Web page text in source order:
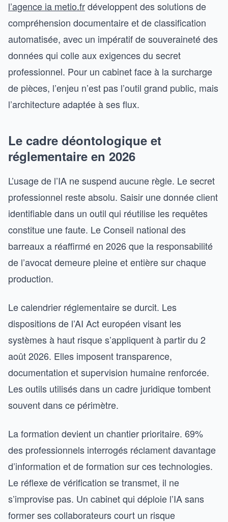
l’agence ia metio.frdéveloppent des solutions de
compréhension documentaire et de classification
automatisée, avec un impératif de souveraineté des
données qui colle aux exigences du secret
professionnel. Pour un cabinet face à la surcharge
de pièces, l’enjeu n’est pas l’outil grand public, mais
l’architecture adaptée à ses flux.
Le cadre déontologique et
réglementaire en 2026
L’usage de l’IA ne suspend aucune règle. Le secret
professionnel reste absolu. Saisir une donnée client
identifiable dans un outil qui réutilise les requêtes
constitue une faute. Le Conseil national des
barreaux a réaffirmé en 2026 que la responsabilité
de l’avocat demeure pleine et entière sur chaque
production.
Le calendrier réglementaire se durcit. Les
dispositions de l’AI Act européen visant les
systèmes à haut risque s’appliquent à partir du 2
août 2026. Elles imposent transparence,
documentation et supervision humaine renforcée.
Les outils utilisés dans un cadre juridique tombent
souvent dans ce périmètre.
La formation devient un chantier prioritaire. 69%
des professionnels interrogés réclament davantage
d’information et de formation sur ces technologies.
Le réflexe de vérification se transmet, il ne
s’improvise pas. Un cabinet qui déploie l’IA sans
former ses collaborateurs court un risque